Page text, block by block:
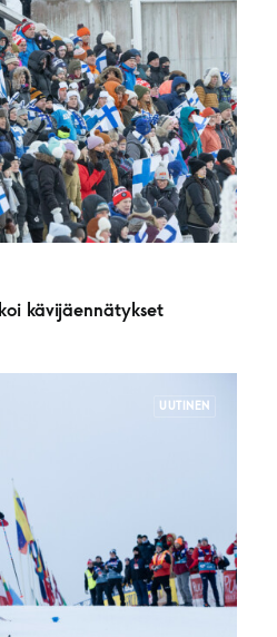
kävijäennätykset
UUTINEN